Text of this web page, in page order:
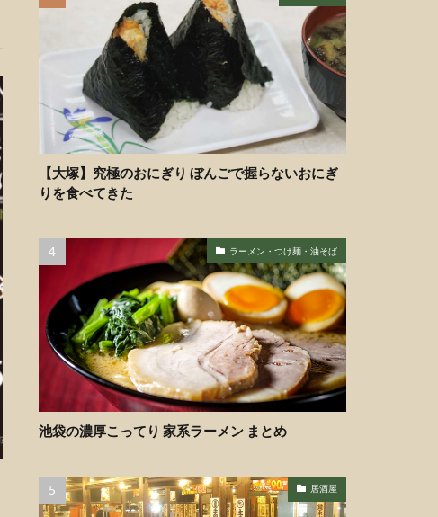
【大塚】究極のおにぎり ぼんごで握らないおにぎ
りを食べてきた
ラーメン・つけ麺・油そば
池袋の濃厚こってり 家系ラーメン まとめ
居酒屋